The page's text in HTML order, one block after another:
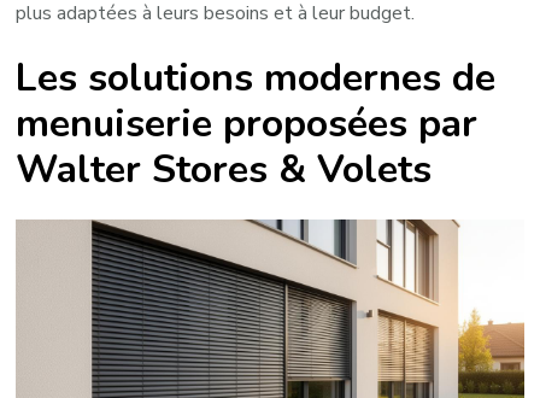
plus adaptées à leurs besoins et à leur budget.
Les solutions modernes de
menuiserie proposées par
Walter Stores & Volets